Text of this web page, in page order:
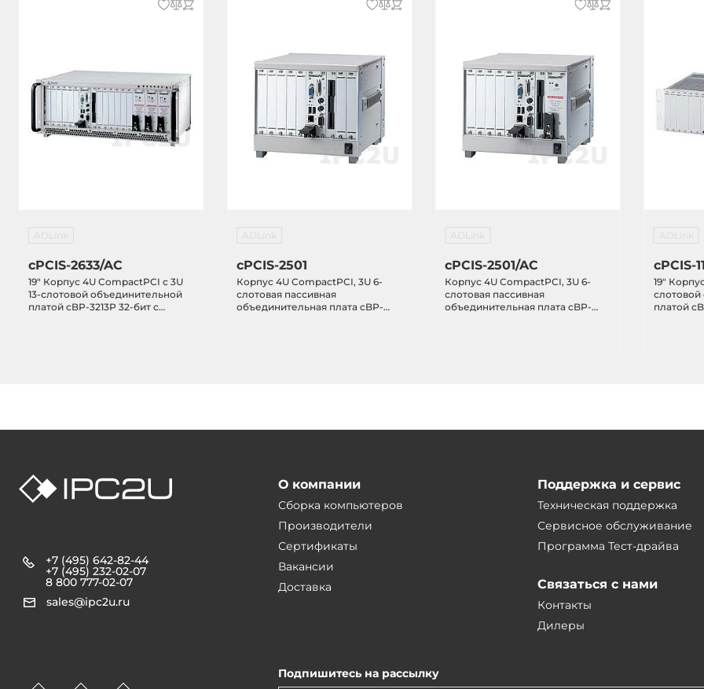
cPCIS-2633/AC
19" Корпус 4U CompactPCI с 3U
13-слотовой объединительной
платой cBP-3213P 32-бит c
cPCIS-2501
Корпус 4U CompactPCI, 3U 6-
слотовая пассивная
объединительная плата cBP-
cPCIS-2501/AC
Корпус 4U CompactPCI, 3U 6-
слотовая пассивная
объединительная плата cBP-
cPCIS-
19"
платой
+7 (495) 642-82-44
+7 (495) 232-02-07
8 800 777-02-07
sales@ipc2u.ru
О компании
Сборка компьютеров
Производители
Сертификаты
Вакансии
Доставка
Поддержка и сервис
Техническая поддержка
Сервисное обслуживание
Программа Тест-драйва
Связаться с нами
Контакты
Дилеры
Подпишитесь на рассылку